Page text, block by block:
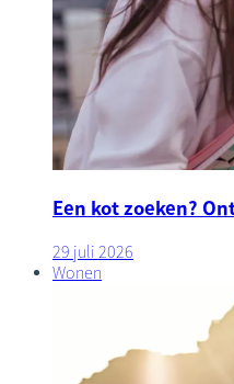
Een kot zoeken?
29 juli 2026
Wonen